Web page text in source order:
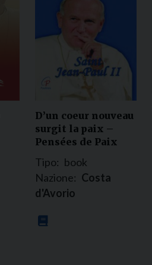
D’un coeur nouveau
surgit la paix –
Pensées de Paix
Tipo: book
Nazione: Costa
d'Avorio